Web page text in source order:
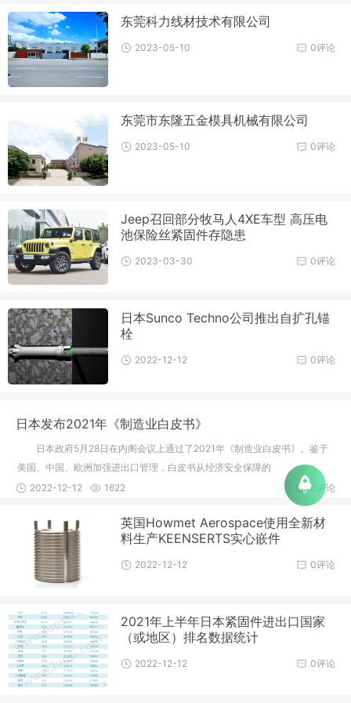
东莞科力线材技术有限公司
0评论
2023-05-10
东莞市东隆五金模具机械有限公司
0评论
2023-05-10
Jeep召回部分牧马人4XE车型 高压电
池保险丝紧固件存隐患
0评论
2023-03-30
日本Sunco Techno公司推出自扩孔锚
栓
0评论
2022-12-12
日本发布2021年《制造业白皮书》
日本政府5月28日在内阁会议上通过了2021年《制造业白皮书》。鉴于
美国、中国、欧洲加强进出口管理，白皮书从经济安全保障的
0评论
2022-12-12 1622
英国Howmet Aerospace使用全新材
料生产KEENSERTS实心嵌件
0评论
2022-12-12
2021年上半年日本紧固件进出口国家
（或地区）排名数据统计
0评论
2022-12-12